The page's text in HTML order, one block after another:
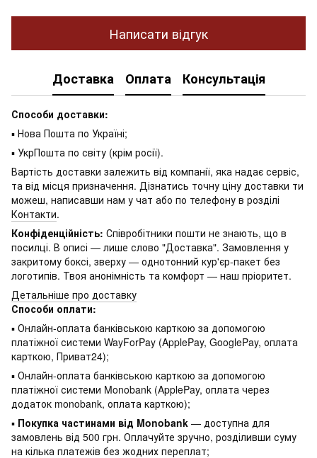
Написати відгук
Доставка Оплата Консультація
Способи доставки:
▪ Нова Пошта по Україні;
▪ УкрПошта по світу (крім росії).
Вартість доставки залежить від компанії, яка надає сервіс,
та від місця призначення. Дізнатись точну ціну доставки ти
можеш, написавши нам у чат або по телефону в розділі
Контакти.
Конфіденційність: Співробітники пошти не знають, що в
посилці. В описі — лише слово "Доставка". Замовлення у
закритому боксі, зверху — однотонний кур'єр-пакет без
логотипів. Твоя анонімність та комфорт — наш пріоритет.
Детальніше про доставку
Способи оплати:
▪ Онлайн-оплата банківською карткою за допомогою
платіжної системи WayForPay (ApplePay, GooglePay, оплата
карткою, Приват24);
▪ Онлайн-оплата банківською карткою за допомогою
платіжної системи Monobank (ApplePay, оплата через
додаток monobank, оплата карткою);
▪ Покупка частинами від Monobank — доступна для
замовлень від 500 грн. Оплачуйте зручно, розділивши суму
на кілька платежів без жодних переплат;